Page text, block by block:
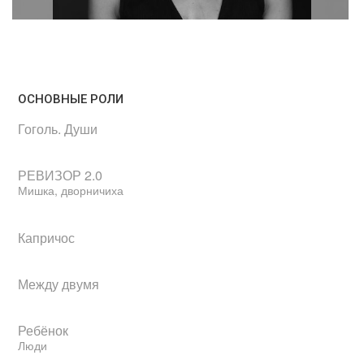
ОСНОВНЫЕ РОЛИ
Гоголь. Души
РЕВИЗОР 2.0
Мишка, дворничиха
Капричос
Между двумя
Ребёнок
Люди